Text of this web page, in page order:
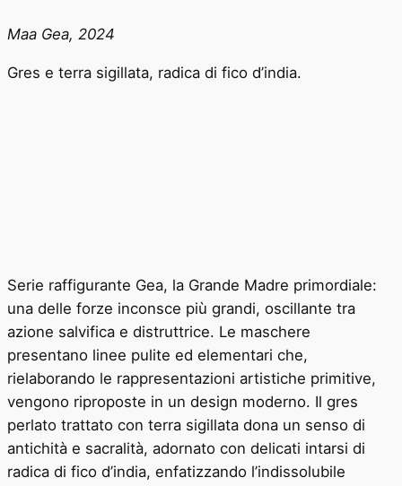
Maa Gea, 2024
Gres e terra sigillata, radica di fico d’india.
Serie raffigurante Gea, la Grande Madre primordiale:
una delle forze inconsce più grandi, oscillante tra
azione salvifica e distruttrice. Le maschere
presentano linee pulite ed elementari che,
rielaborando le rappresentazioni artistiche primitive,
vengono riproposte in un design moderno. Il gres
perlato trattato con terra sigillata dona un senso di
antichità e sacralità, adornato con delicati intarsi di
radica di fico d’india, enfatizzando l’indissolubile